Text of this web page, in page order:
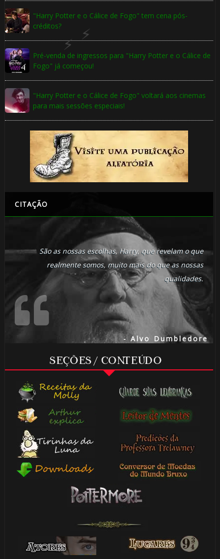
"Harry Potter e o Cálice de Fogo" tem cena pós-
créditos?
Pré-venda de ingressos para "Harry Potter e o Cálice de
Fogo" já começou!
"Harry Potter e o Cálice de Fogo" voltará aos cinemas
para mais sessões especiais!
CITAÇÃO
São as nossas escolhas, Harry, que revelam o que
realmente somos, muito mais do que as nossas
qualidades.
- Alvo Dumbledore
SEÇÕES / CONTEÚDO